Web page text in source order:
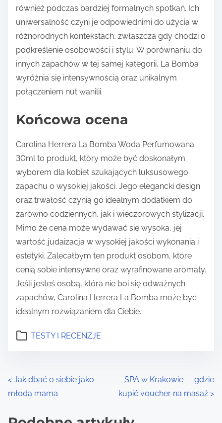
również podczas bardziej formalnych spotkań. Ich
uniwersalność czyni je odpowiednimi do użycia w
różnorodnych kontekstach, zwłaszcza gdy chodzi o
podkreślenie osobowości i stylu. W porównaniu do
innych zapachów w tej samej kategorii, La Bomba
wyróżnia się intensywnością oraz unikalnym
połączeniem nut wanilii.
Końcowa ocena
Carolina Herrera La Bomba Woda Perfumowana
30ml to produkt, który może być doskonałym
wyborem dla kobiet szukających luksusowego
zapachu o wysokiej jakości. Jego elegancki design
oraz trwałość czynią go idealnym dodatkiem do
zarówno codziennych, jak i wieczorowych stylizacji.
Mimo że cena może wydawać się wysoka, jej
wartość judaizacja w wysokiej jakości wykonania i
estetyki. Zalecałbym ten produkt osobom, które
cenią sobie intensywne oraz wyrafinowane aromaty.
Jeśli jesteś osobą, która nie boi się odważnych
zapachów, Carolina Herrera La Bomba może być
idealnym rozwiązaniem dla Ciebie.
TESTY I RECENZJE
P
< Jak dbać o siebie jako
młoda mama
SPA w Krakowie — gdzie
kupić voucher na masaż >